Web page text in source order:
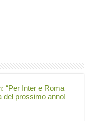
“Per Inter e Roma
del prossimo anno!